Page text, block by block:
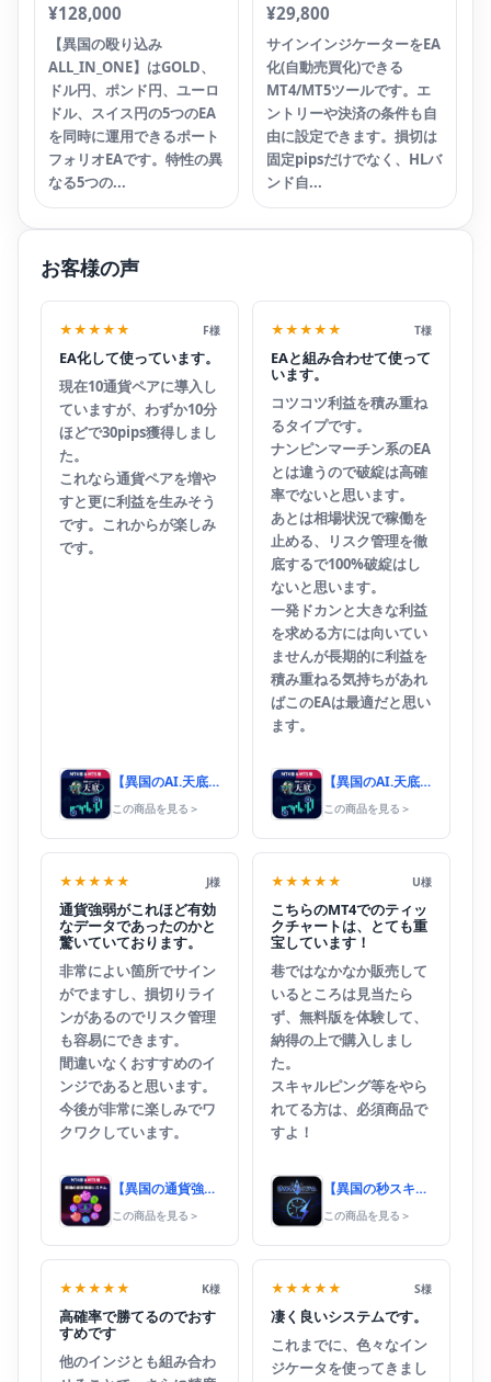
¥128,000
【異国の殴り込み
ALL_IN_ONE】はGOLD、
ドル円、ポンド円、ユーロ
ドル、スイス円の5つのEA
を同時に運用できるポート
フォリオEAです。特性の異
なる5つの...
¥29,800
サインインジケーターをEA
化(自動売買化)できる
MT4/MT5ツールです。エ
ントリーや決済の条件も自
由に設定できます。損切は
固定pipsだけでなく、HLバ
ンド自...
お客様の声
★★★★★ F様
EA化して使っています。
現在10通貨ペアに導入し
ていますが、わずか10分
ほどで30pips獲得しまし
た。
これなら通貨ペアを増や
すと更に利益を生みそう
です。これからが楽しみ
です。
【異国のAI.天底サインシステムV5】
この商品を見る ＞
★★★★★ T様
EAと組み合わせて使って
います。
コツコツ利益を積み重ね
るタイプです。
ナンピンマーチン系のEA
とは違うので破綻は高確
率でないと思います。
あとは相場状況で稼働を
止める、リスク管理を徹
底するで100%破綻はし
ないと思います。
一発ドカンと大きな利益
を求める方には向いてい
ませんが長期的に利益を
積み重ねる気持ちがあれ
ばこのEAは最適だと思い
ます。
【異国のAI.天底サインシステムV5】
この商品を見る ＞
★★★★★ J様
通貨強弱がこれほど有効
なデータであったのかと
驚いていております。
非常によい箇所でサイン
がでますし、損切りライ
ンがあるのでリスク管理
も容易にできます。
間違いなくおすすめのイ
ンジであると思います。
今後が非常に楽しみでワ
クワクしています。
【異国の通貨強弱システム】
この商品を見る ＞
★★★★★ U様
こちらのMT4でのティッ
クチャートは、とても重
宝しています！
巷ではなかなか販売して
いるところは見当たら
ず、無料版を体験して、
納得の上で購入しまし
た。
スキャルピング等をやら
れてる方は、必須商品で
すよ！
【異国の秒スキャシステム】
この商品を見る ＞
★★★★★ K様
高確率で勝てるのでおす
すめです
他のインジとも組み合わ
★★★★★ S様
凄く良いシステムです。
これまでに、色々なイン
ジケータを使ってきまし